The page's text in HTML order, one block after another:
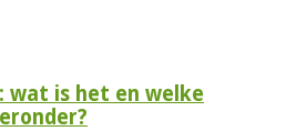
wat is het en welke